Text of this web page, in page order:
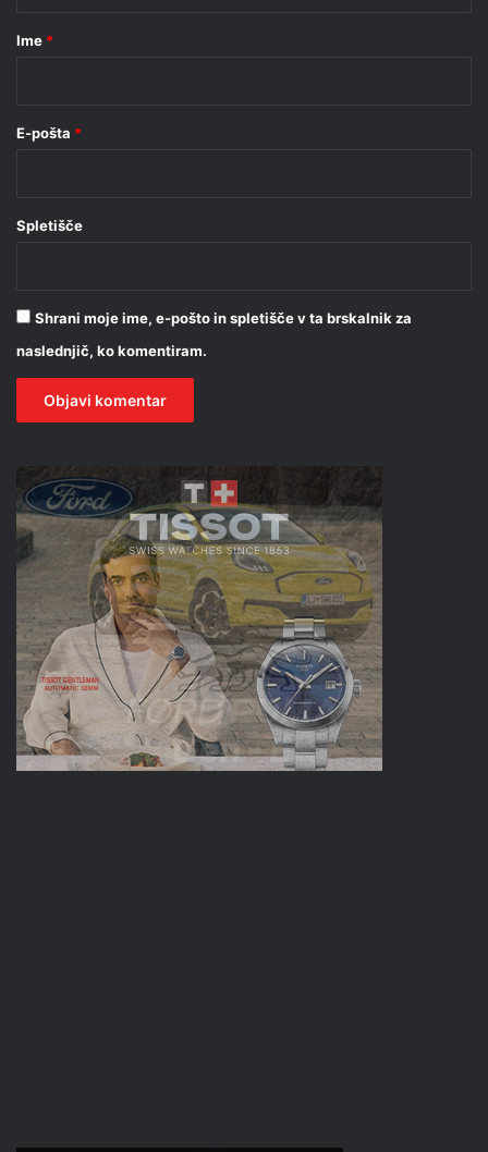
rIme *
E-pošta *
Spletišče
Shrani moje ime, e-pošto in spletišče v ta brskalnik za
naslednjič, ko komentiram.